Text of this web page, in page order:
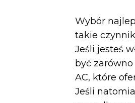
Wybór
takie
Jeśli jesteś
być
AC, które
Jeśli